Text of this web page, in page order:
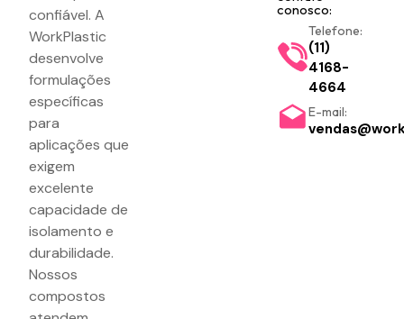
confiável. A
WorkPlastic
desenvolve
formulações
específicas
para
aplicações que
exigem
excelente
capacidade de
isolamento e
durabilidade.
Nossos
compostos
conosco:
Telefone:
(11)
4168-
4664
E-mail: